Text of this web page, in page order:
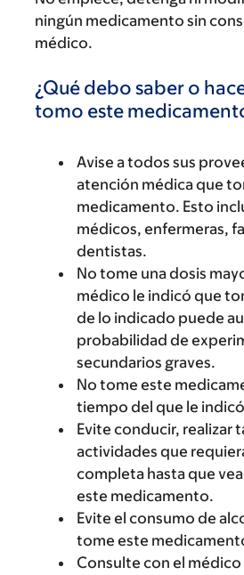
ningún medicamento sin
médico.
¿Qué debo saber o
tomo este
Avise a todos sus
atención médica que
medicamento. Esto
médicos, enfermeras,
dentistas.
No tome una dosis
médico le indicó que
de lo indicado puede
probabilidad de
secundarios graves.
No tome este
tiempo del que le
Evite conducir, realizar
actividades que
completa hasta que
este medicamento.
Evite el consumo de
tome este
Consulte con el médico